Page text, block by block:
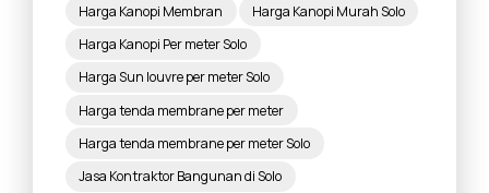
Harga Kanopi Membran
Harga Kanopi Murah Solo
Harga Kanopi Per meter Solo
Harga Sun louvre per meter Solo
Harga tenda membrane per meter
Harga tenda membrane per meter Solo
Jasa Kontraktor Bangunan di Solo